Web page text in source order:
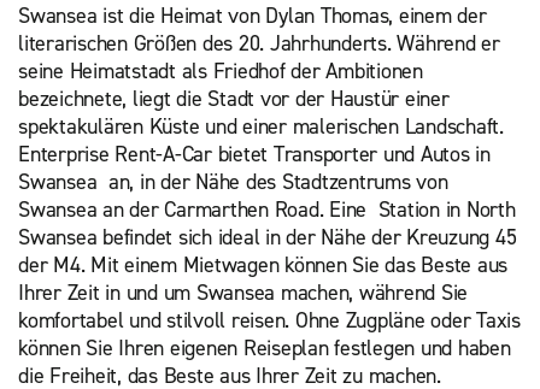
Swansea ist die Heimat von Dylan Thomas, einem der
literarischen Größen des 20. Jahrhunderts. Während er
seine Heimatstadt als Friedhof der Ambitionen
bezeichnete, liegt die Stadt vor der Haustür einer
spektakulären Küste und einer malerischen Landschaft.
Enterprise Rent-A-Car bietet Transporter und Autos in
Swansea an, in der Nähe des Stadtzentrums von
Swansea an der Carmarthen Road. Eine Station in North
Swansea befindet sich ideal in der Nähe der Kreuzung 45
der M4. Mit einem Mietwagen können Sie das Beste aus
Ihrer Zeit in und um Swansea machen, während Sie
komfortabel und stilvoll reisen. Ohne Zugpläne oder Taxis
können Sie Ihren eigenen Reiseplan festlegen und haben
die Freiheit, das Beste aus Ihrer Zeit zu machen.